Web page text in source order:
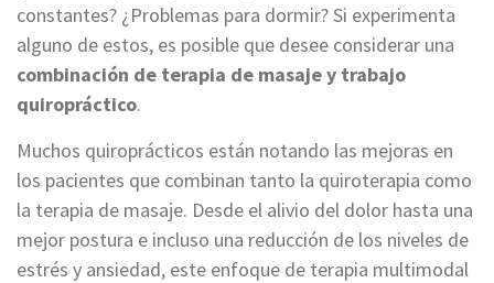
constantes? ¿Problemas para dormir? Si experimenta
alguno de estos, es posible que desee considerar una
combinación de terapia de masaje y trabajo
quiropráctico.
Muchos quiroprácticos están notando las mejoras en
los pacientes que combinan tanto la quiroterapia como
la terapia de masaje. Desde el alivio del dolor hasta una
mejor postura e incluso una reducción de los niveles de
estrés y ansiedad, este enfoque de terapia multimodal